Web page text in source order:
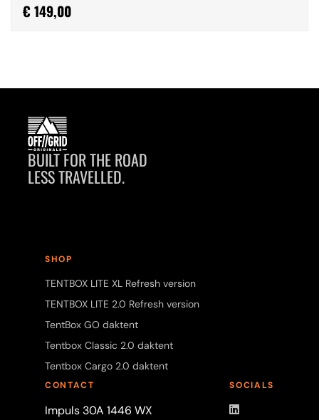
€ 149,00
BUILT FOR THE ROAD
LESS TRAVELLED.
SHOP
TENTBOX LITE XL Refresh version
TENTBOX LITE 2.0 Refresh version
TentBox GO daktent
Tentbox Classic 2.0 daktent
Tentbox Cargo 2.0 daktent
CONTACT
Impuls 30A 1446 WX
SOCIALS
LinkedIn